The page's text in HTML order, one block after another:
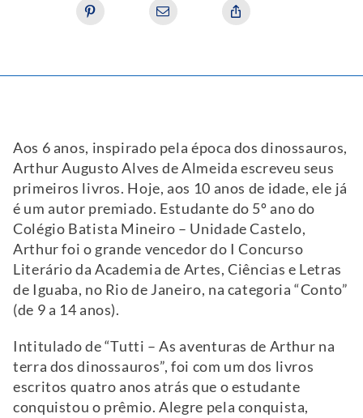
Aos 6 anos, inspirado pela época dos dinossauros,
Arthur Augusto Alves de Almeida escreveu seus
primeiros livros. Hoje, aos 10 anos de idade, ele já
é um autor premiado. Estudante do 5º ano do
Colégio Batista Mineiro – Unidade Castelo,
Arthur foi o grande vencedor do I Concurso
Literário da Academia de Artes, Ciências e Letras
de Iguaba, no Rio de Janeiro, na categoria “Conto”
(de 9 a 14 anos).
Intitulado de “Tutti – As aventuras de Arthur na
terra dos dinossauros”, foi com um dos livros
escritos quatro anos atrás que o estudante
conquistou o prêmio. Alegre pela conquista,